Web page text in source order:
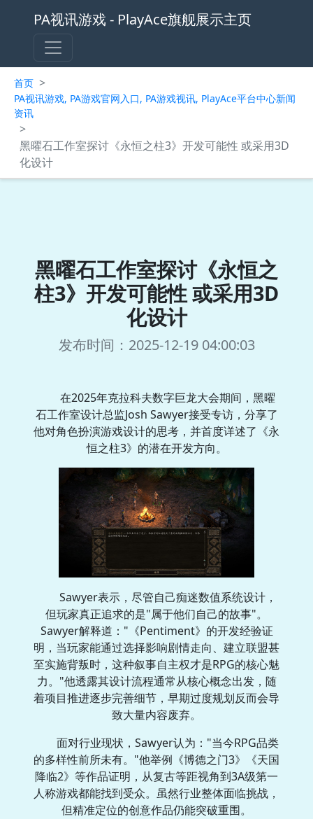
PA视讯游戏 - PlayAce旗舰展示主页
首页 >
PA视讯游戏, PA游戏官网入口, PA游戏视讯, PlayAce平台中心新闻
资讯
>
黑曜石工作室探讨《永恒之柱3》开发可能性 或采用3D
化设计
黑曜石工作室探讨《永恒之
柱3》开发可能性 或采用3D
化设计
发布时间：2025-12-19 04:00:03
在2025年克拉科夫数字巨龙大会期间，黑曜
石工作室设计总监Josh Sawyer接受专访，分享了
他对角色扮演游戏设计的思考，并首度详述了《永
恒之柱3》的潜在开发方向。
Sawyer表示，尽管自己痴迷数值系统设计，
但玩家真正追求的是"属于他们自己的故事"。
Sawyer解释道："《Pentiment》的开发经验证
明，当玩家能通过选择影响剧情走向、建立联盟甚
至实施背叛时，这种叙事自主权才是RPG的核心魅
力。"他透露其设计流程通常从核心概念出发，随
着项目推进逐步完善细节，早期过度规划反而会导
致大量内容废弃。
面对行业现状，Sawyer认为："当今RPG品类
的多样性前所未有。"他举例《博德之门3》《天国
降临2》等作品证明，从复古等距视角到3A级第一
人称游戏都能找到受众。虽然行业整体面临挑战，
但精准定位的创意作品仍能突破重围。